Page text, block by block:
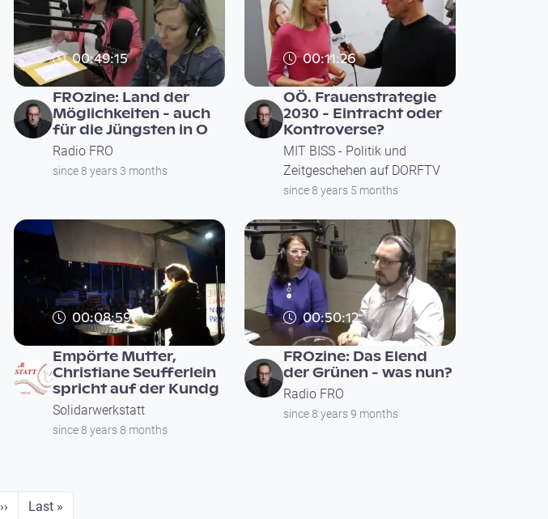
00:49:15
FROzine: Land der
Möglichkeiten - auch
für die Jüngsten in O
Radio FRO
since 8 years 3 months
00:11:26
OÖ. Frauenstrategie
2030 - Eintracht oder
Kontroverse?
MIT BISS - Politik und
Zeitgeschehen auf DORFTV
since 8 years 5 months
00:08:59
Empörte Mutter,
Christiane Seufferlein
spricht auf der Kundg
Solidarwerkstatt
since 8 years 8 months
00:50:12
FROzine: Das Elend
der Grünen - was nun?
Radio FRO
since 8 years 9 months
Next page
›› Last page
Last »